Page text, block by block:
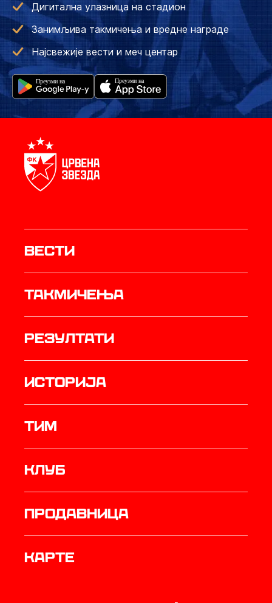
Дигитална улазница на стадион
Занимљива такмичења и вредне награде
Најсвежије вести и меч центар
Вести
Такмичења
резултати
историја
ТИМ
Клуб
продавница
Карте